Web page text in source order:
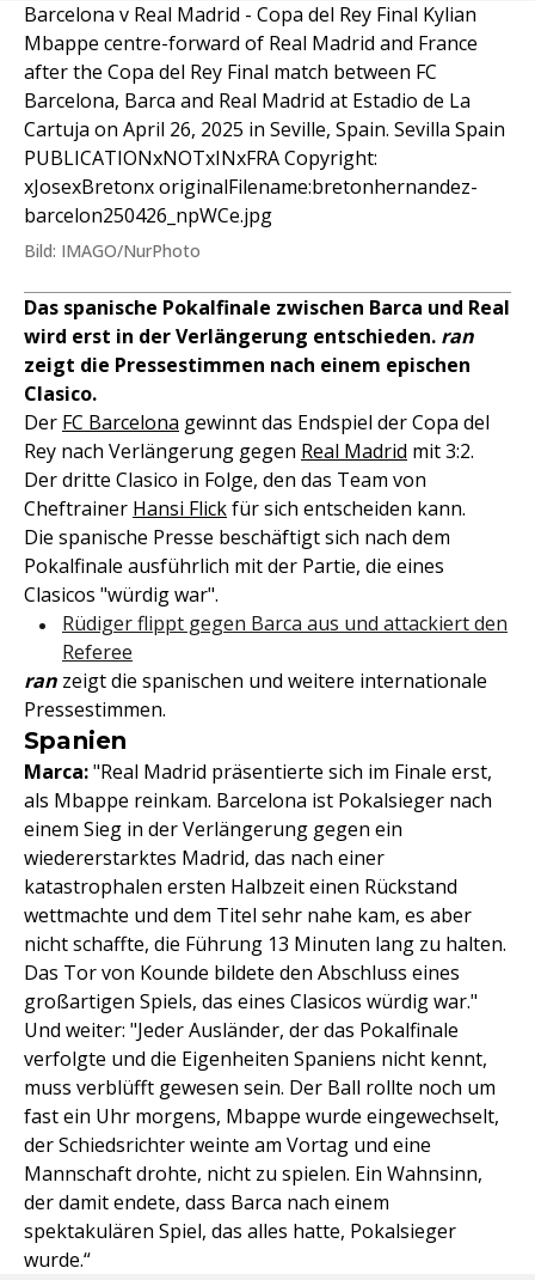
Barcelona v Real Madrid - Copa del Rey Final Kylian
Mbappe centre-forward of Real Madrid and France
after the Copa del Rey Final match between FC
Barcelona, Barca and Real Madrid at Estadio de La
Cartuja on April 26, 2025 in Seville, Spain. Sevilla Spain
PUBLICATIONxNOTxINxFRA Copyright:
xJosexBretonx originalFilename:bretonhernandez-
barcelon250426_npWCe.jpg
Bild: IMAGO/NurPhoto
Das spanische Pokalfinale zwischen Barca und Real
wird erst in der Verlängerung entschieden. ran
zeigt die Pressestimmen nach einem epischen
Clasico.
Der FC Barcelona gewinnt das Endspiel der Copa del
Rey nach Verlängerung gegen Real Madrid mit 3:2.
Der dritte Clasico in Folge, den das Team von
Cheftrainer Hansi Flickfür sich entscheiden kann.
Die spanische Presse beschäftigt sich nach dem
Pokalfinale ausführlich mit der Partie, die eines
Clasicos "würdig war".
Rüdiger flippt gegen Barca aus und attackiert den
Referee
ran zeigt die spanischen und weitere internationale
Pressestimmen.
Spanien
Marca:"Real Madrid präsentierte sich im Finale erst,
als Mbappe reinkam. Barcelona ist Pokalsieger nach
einem Sieg in der Verlängerung gegen ein
wiedererstarktes Madrid, das nach einer
katastrophalen ersten Halbzeit einen Rückstand
wettmachte und dem Titel sehr nahe kam, es aber
nicht schaffte, die Führung 13 Minuten lang zu halten.
Das Tor von Kounde bildete den Abschluss eines
großartigen Spiels, das eines Clasicos würdig war."
Und weiter: "Jeder Ausländer, der das Pokalfinale
verfolgte und die Eigenheiten Spaniens nicht kennt,
muss verblüfft gewesen sein. Der Ball rollte noch um
fast ein Uhr morgens, Mbappe wurde eingewechselt,
der Schiedsrichter weinte am Vortag und eine
Mannschaft drohte, nicht zu spielen. Ein Wahnsinn,
der damit endete, dass Barca nach einem
spektakulären Spiel, das alles hatte, Pokalsieger
wurde.“